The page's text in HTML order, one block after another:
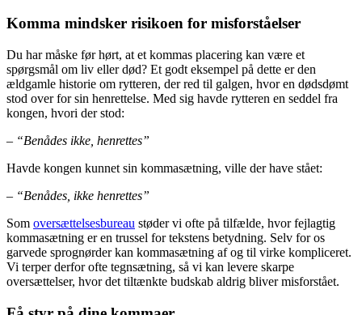
Komma mindsker risikoen for misforståelser
Du har måske før hørt, at et kommas placering kan være et
spørgsmål om liv eller død? Et godt eksempel på dette er den
ældgamle historie om rytteren, der red til galgen, hvor en dødsdømt
stod over for sin henrettelse. Med sig havde rytteren en seddel fra
kongen, hvori der stod:
‒ “Benådes ikke, henrettes”
Havde kongen kunnet sin kommasætning, ville der have stået:
‒ “Benådes, ikke henrettes”
Som oversættelsesbureau støder vi ofte på tilfælde, hvor fejlagtig
kommasætning er en trussel for tekstens betydning. Selv for os
garvede sprognørder kan kommasætning af og til virke kompliceret.
Vi terper derfor ofte tegnsætning, så vi kan levere skarpe
oversættelser, hvor det tiltænkte budskab aldrig bliver misforstået.